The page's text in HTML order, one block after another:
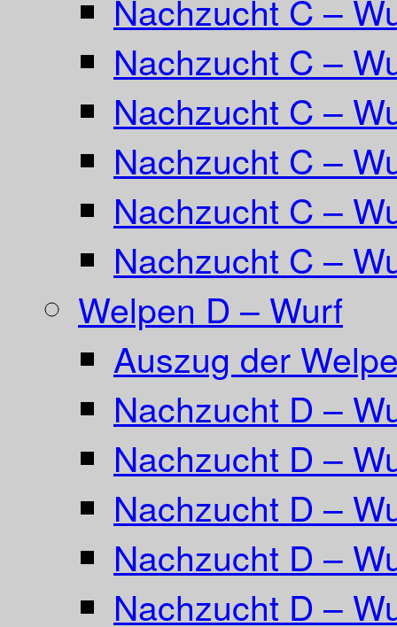
Nachzucht C –
Nachzucht C –
Nachzucht C –
Nachzucht C –
Nachzucht C –
Nachzucht C –
Welpen D – Wurf
Auszug der
Nachzucht D –
Nachzucht D –
Nachzucht D –
Nachzucht D –
Nachzucht D –